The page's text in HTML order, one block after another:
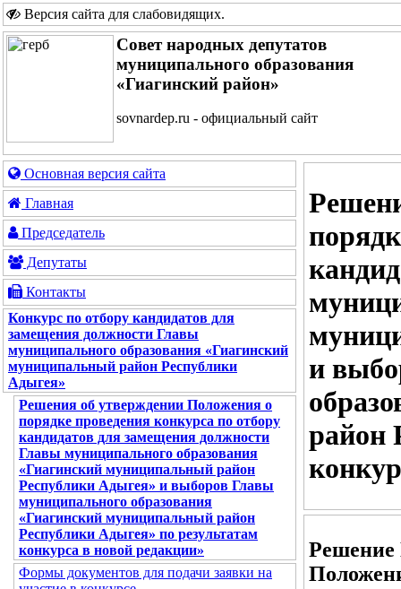
Версия сайта для слабовидящих.
Совет народных депутатов
муниципального образования
«Гиагинский район»
sovnardep.ru - официальный сайт
Основная версия сайта
Главная
Председатель
Депутаты
Контакты
Конкурс по отбору кандидатов для
замещения должности Главы
муниципального образования «Гиагинский
муниципальный район Республики
Адыгея»
Решения об утверждении Положения о
порядке проведения конкурса по отбору
кандидатов для замещения должности
Главы муниципального образования
«Гиагинский муниципальный район
Республики Адыгея» и выборов Главы
муниципального образования
«Гиагинский муниципальный район
Республики Адыгея» по результатам
конкурса в новой редакции»
Формы документов для подачи заявки на
и
район
Решение